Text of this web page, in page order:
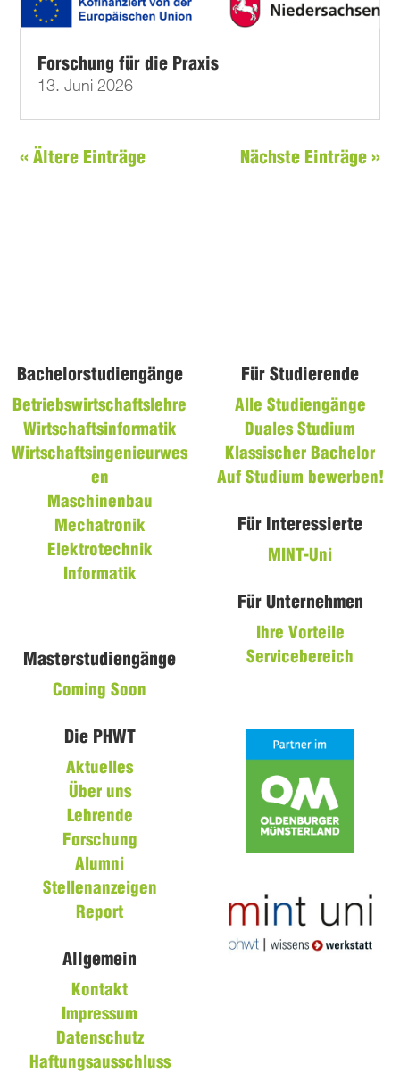
Forschung für die Praxis
13. Juni 2026
« Ältere Einträge Nächste Einträge »
Bachelorstudiengänge
Betriebswirtschaftslehre
Wirtschaftsinformatik
Wirtschaftsingenieurwes
en
Maschinenbau
Mechatronik
Elektrotechnik
Informatik
Masterstudiengänge
Coming Soon
Für Studierende
Alle Studiengänge
Duales Studium
Klassischer Bachelor
Auf Studium bewerben!
Für Interessierte
MINT-Uni
Für Unternehmen
Ihre Vorteile
Servicebereich
Die PHWT
Aktuelles
Über uns
Lehrende
Forschung
Alumni
Stellenanzeigen
Report
Allgemein
Kontakt
Impressum
Datenschutz
Haftungsausschluss